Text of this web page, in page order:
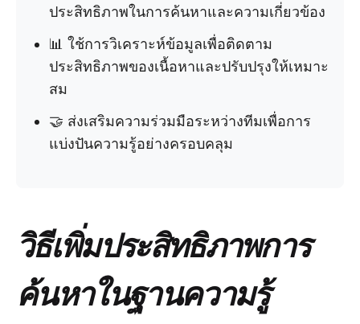
ประสิทธิภาพในการค้นหาและความเกี่ยวข้อง
📊 ใช้การวิเคราะห์ข้อมูลเพื่อติดตาม
ประสิทธิภาพของเนื้อหาและปรับปรุงให้เหมาะ
สม
🤝 ส่งเสริมความร่วมมือระหว่างทีมเพื่อการ
แบ่งปันความรู้อย่างครอบคลุม
วิธีเพิ่มประสิทธิภาพการ
ค้นหาในฐานความรู้